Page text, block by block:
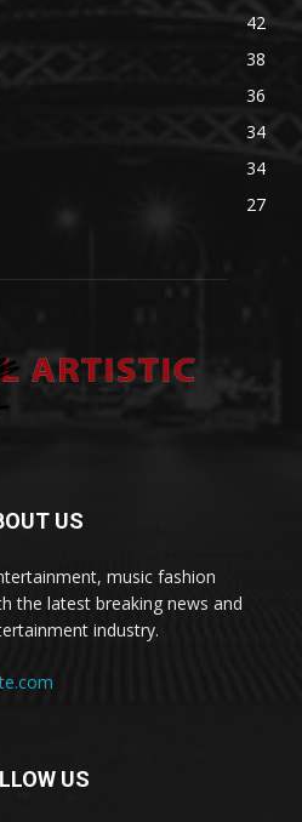
42
38
36
34
34
27
US
music fashion
the latest breaking news and
industry.
US